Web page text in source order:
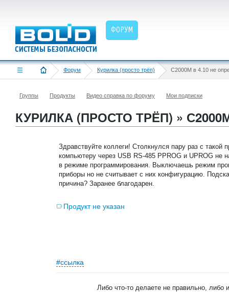
ФОРУМ
Форум Курилка (просто трёп)
Группы Продукты Видео справка по форуму Мои подписки
КУРИЛКА (ПРОСТО ТРЁП) »
Здравствуйте коллеги! Столкнулся пару раз с
компьютеру через USB RS-485 PPROG и UPROG не
в режиме программирования. Выключаешь режим
приборы но не считывает с них конфигурацию.
причина? Заранее благодарен.
Продукт не указан
#ссылка
Либо что-то делаете не правильно, либо